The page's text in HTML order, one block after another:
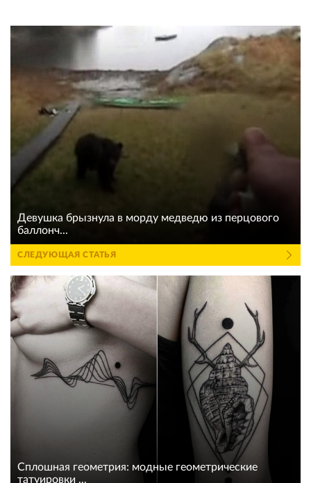
Девушка брызнула в морду медведю из перцового
баллонч...
СЛЕДУЮЩАЯ СТАТЬЯ
Сплошная геометрия: модные геометрические
татуировки ...